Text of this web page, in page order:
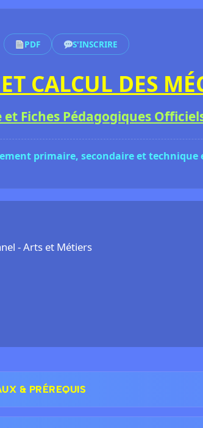
PDF S'INSCRIRE
CALCUL DES
Fiches Pédagogiques
primaire, secondaire et technique
- Arts et Métiers
& PRÉREQUIS